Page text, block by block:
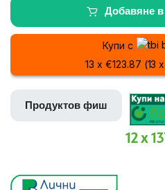
1749,00 €
(3420,75
лв.).
1425,00 €
(2787,06
лв.).
Добавяне
Купи с
13 x €123.87 (13
Продуктов фиш
12 x